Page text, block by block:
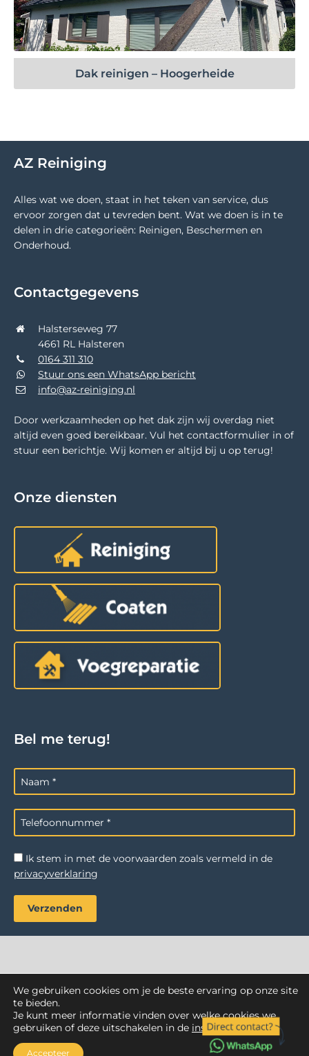
Bekijk project
Dak reinigen – Hoogerheide
AZ Reiniging
Alles wat we doen, staat in het teken van service, dus
ervoor zorgen dat u tevreden bent. Wat we doen is in te
delen in drie categorieën: Reinigen, Beschermen en
Onderhoud.
Contactgegevens
Halsterseweg 77
4661 RL Halsteren
0164 311 310
Stuur ons een WhatsApp bericht
info@az-reiniging.nl
Door werkzaamheden op het dak zijn wij overdag niet
altijd even goed bereikbaar. Vul het contactformulier in of
stuur een berichtje. Wij komen er altijd bij u op terug!
Onze diensten
Bel me terug!
Ik stem in met de voorwaarden zoals vermeld in de
privacyverklaring
AZ Reiniging. Alle rechten voorbehouden.
Webdesign Vanoo Media Privacyverklaring Sitemap
We gebruiken cookies om je de beste ervaring op onze site
te bieden.
Je kunt meer informatie vinden over welke cookies we
gebruiken of deze uitschakelen in de instellingen.
Accepteer